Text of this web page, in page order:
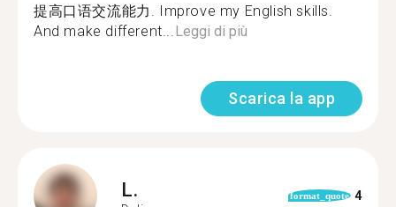
提高口语交流能力. Improve my English skills.
And make different...Leggi di più
Scarica la app
L. format_quote 4